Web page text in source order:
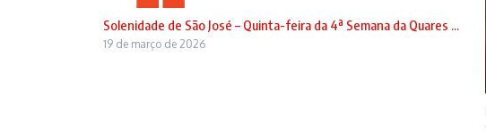
Solenidade de São José – Quinta-feira da 4ª Semana da Quares ...
19 de março de 2026